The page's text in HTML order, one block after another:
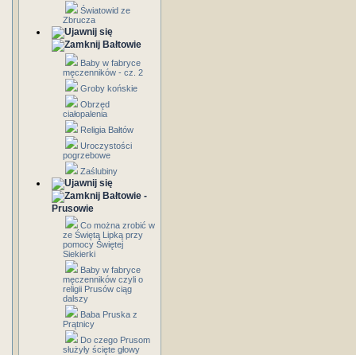
Światowid ze
Zbrucza
Bałtowie
Baby w fabryce
męczenników - cz. 2
Groby końskie
Obrzęd
ciałopalenia
Religia Bałtów
Uroczystości
pogrzebowe
Zaślubiny
Bałtowie -
Prusowie
Co można zrobić w
ze Świętą Lipką przy
pomocy Świętej
Siekierki
Baby w fabryce
męczenników czyli o
religii Prusów ciąg
dalszy
Baba Pruska z
Prątnicy
Do czego Prusom
służyły ścięte głowy